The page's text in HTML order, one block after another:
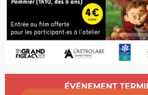
Ouverture et coordonnées
ÉVÉNEMENT